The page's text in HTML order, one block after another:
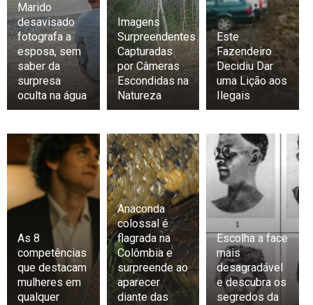
Marido
desavisado
fotografa a
esposa, sem
saber da
surpresa
oculta na água
Imagens
Surpreendentes
Capturadas
por Câmeras
Escondidas na
Natureza
Este
Fazendeiro
Decidiu Dar
uma Lição aos
Ilegais
As 8
competências
que destacam
mulheres em
qualquer
Anaconda
colossal é
flagrada na
Colômbia e
surpreende ao
aparecer
diante das
Escolha a face
mais
desagradável
e descubra os
segredos da